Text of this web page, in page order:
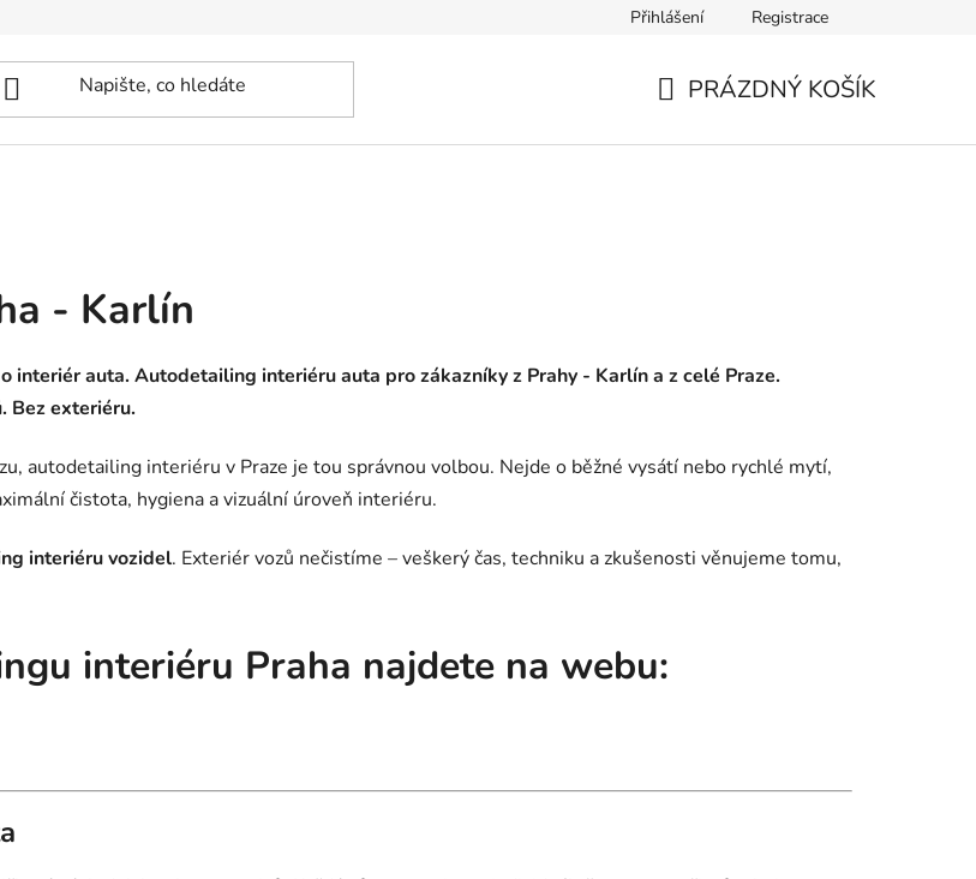
Přihlášení Registrace
PRÁZDNÝ KOŠÍK
- Karlín
auta. Autodetailing interiéru auta pro zákazníky z Prahy - Karlín a z celé Praze.
Bez exteriéru.
autodetailing interiéru v Praze je tou správnou volbou. Nejde o běžné vysátí nebo rychlé mytí,
čistota, hygiena a vizuální úroveň interiéru.
interiéru vozidel. Exteriér vozů nečistíme – veškerý čas, techniku a zkušenosti věnujeme tomu,
interiéru Praha najdete na webu: